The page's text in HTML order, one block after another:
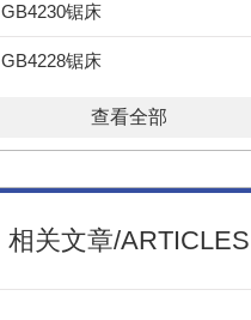
GB4230锯床
GB4228锯床
查看全部
相关文章/ARTICLES